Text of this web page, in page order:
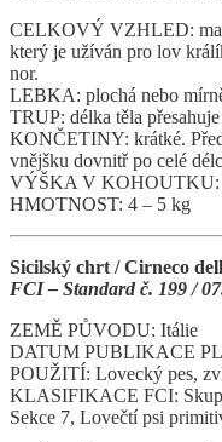
CELKOVÝ VZHLED:
který je užíván pro lov
nor.
LEBKA: plochá nebo
TRUP: délka těla
KONČETINY: krátké.
vnějšku dovnitř po celé
VÝŠKA V KOHOUTKU:
HMOTNOST: 4 – 5 kg
Sicilský chrt / Cirneco
FCI – Standard č. 199 /
ZEMĚ PŮVODU: Itálie
DATUM PUBLIKACE
POUŽITÍ: Lovecký pes,
KLASIFIKACE FCI:
Sekce 7, Lovečtí psi